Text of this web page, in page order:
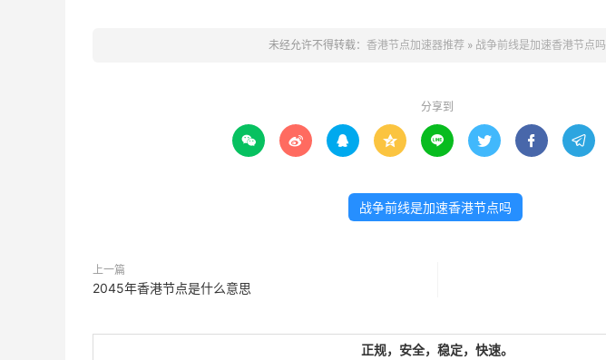
未经允许不得转载： 香港节点加速器推荐 » 战争前线是加速香港节点吗
分享到
       
战争前线是加速香港节点吗
上一篇
2045年香港节点是什么意思
正规，安全，稳定，快速。